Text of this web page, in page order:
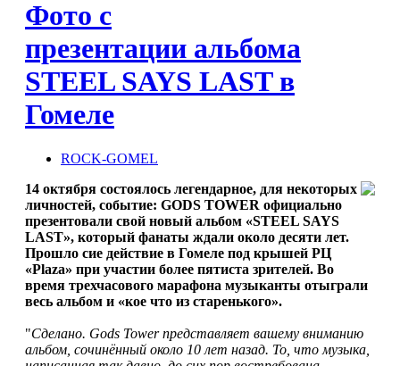
Фото с
презентации альбома
STEEL SAYS LAST в
Гомеле
ROCK-GOMEL
14 октября состоялось легендарное, для некоторых
личностей, событие: GODS TOWER официально
презентовали свой новый альбом «STEEL SAYS
LAST», который фанаты ждали около десяти лет.
Прошло сие действие в Гомеле под крышей РЦ
«Plaza» при участии более пятиста зрителей. Во
время трехчасового марафона музыканты отыграли
весь альбом и «кое что из старенького».
"Сделано. Gods Tower представляет вашему вниманию
альбом, сочинённый около 10 лет назад. То, что музыка,